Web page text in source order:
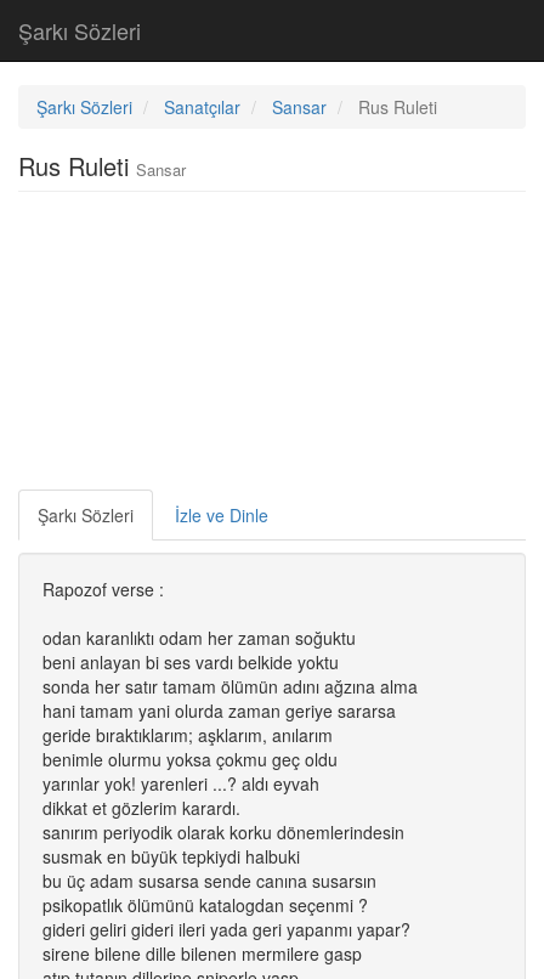
Şarkı Sözleri
Şarkı Sözleri Sanatçılar Sansar Rus Ruleti
Rus Ruleti Sansar
Şarkı Sözleri İzle ve Dinle
Rapozof verse :
odan karanlıktı odam her zaman soğuktu
beni anlayan bi ses vardı belkide yoktu
sonda her satır tamam ölümün adını ağzına alma
hani tamam yani olurda zaman geriye sararsa
geride bıraktıklarım; aşklarım, anılarım
benimle olurmu yoksa çokmu geç oldu
yarınlar yok! yarenleri ...? aldı eyvah
dikkat et gözlerim karardı.
sanırım periyodik olarak korku dönemlerindesin
susmak en büyük tepkiydi halbuki
bu üç adam susarsa sende canına susarsın
psikopatlık ölümünü katalogdan seçenmi ?
gideri geliri gideri ileri yada geri yapanmı yapar?
sirene bilene dille bilenen mermilere gasp